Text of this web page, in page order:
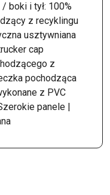
boki i tył: 100%
z recyklingu
usztywniana
cap
z
pochodząca
z PVC
panele |